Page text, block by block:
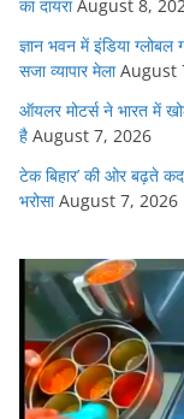
का दायरा August 8,
ज्ञान भवन में इंडिया
सजा व्यापार मेला August
ऑयलर मोटर्स ने भारत में
है August 7, 2026
टेक बिहार’ की ओर बढ़ते
भरोसा August 7, 2026